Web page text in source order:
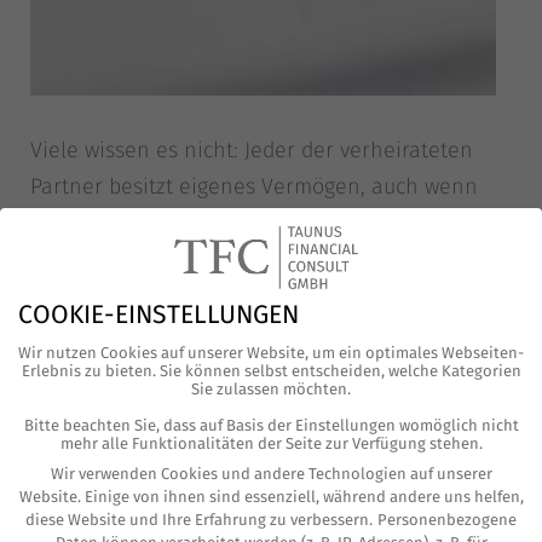
Vie­le wis­sen es nicht: Jeder der ver­hei­ra­te­ten
Part­ner besitzt eige­nes Ver­mö­gen, auch wenn
sie im gesetz­li­chen Güter­stand, der so genann­
ten Zuge­winn­ge­mein­schaft, zusam­men­le­ben.
Ein Gemein­schafts­kon­to ist daher für vie­le Ehe­
paa­re eben­so selbst­ver­ständ­lich wie tückisch.
Hohe Zah­lungs­ein­gän­ge, egal ob Erb­schaft,
rungs­er­lö­se rufen immer häu­fi­ger den Fis­kus
auf den Plan. Denn die Finanz­ver­wal­tung sieht
in Ein­zah­lun­gen auf ein Gemein­schafts­kon­to
COOKIE-EINSTELLUNGEN
Wir nutzen Cookies auf unserer Website, um ein optimales Webseiten-
Erlebnis zu bieten. Sie können selbst entscheiden, welche Kategorien
Sie zulassen möchten.
Bitte beachten Sie, dass auf Basis der Einstellungen womöglich nicht
mehr alle Funktionalitäten der Seite zur Verfügung stehen.
Wir verwenden Cookies und andere Technologien auf unserer
Website. Einige von ihnen sind essenziell, während andere uns helfen,
diese Website und Ihre Erfahrung zu verbessern. Personenbezogene